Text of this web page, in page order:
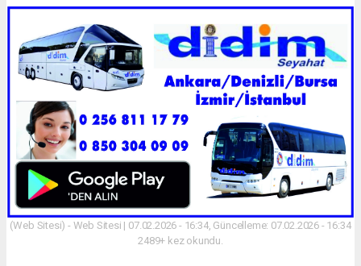
(Web Sitesi) - Web Sitesi | 07.02.2026 - 16:34, Güncelleme: 07.02.2026 - 16:34
2489+ kez okundu.